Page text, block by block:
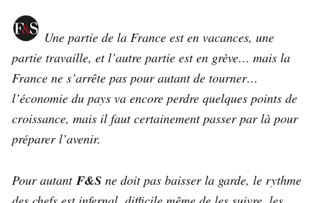
Une partie de la France est en vacances, une
partie travaille, et l’autre partie est en grève… mais la
France ne s’arrête pas pour autant de tourner…
l’économie du pays va encore perdre quelques points de
croissance, mais il faut certainement passer par là pour
préparer l’avenir.
Pour autant F&S ne doit pas baisser la garde, le rythme